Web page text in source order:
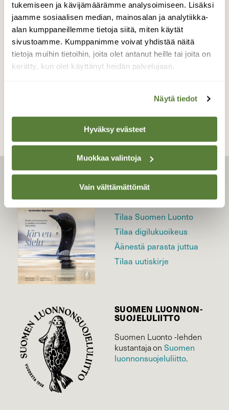
tukemiseen ja kävijämäärämme analysoimiseen. Lisäksi
jaamme sosiaalisen median, mainosalan ja analytiikka-
alan kumppaneillemme tietoja siitä, miten käytät
sivustoamme. Kumppanimme voivat yhdistää näitä
tietoja muihin tietoihin, joita olet antanut heille tai joita on
kerätty, kun olet käyttänyt heidän palvelujaan.
Näytä tiedot
Hyväksy evästeet
Muokkaa valintoja
Vain välttämättömät
Tilaajille | LUONTO
Näin Vanhankaupungin­
lahdesta tuli pala Helsingin
rikkainta luontoa
LEHTI
Uusin lehti
Tilaa Suomen Luonto
Tilaa digilukuoikeus
Äänestä parasta juttua
Tilaa uutiskirje
SUOMEN LUONNON­
SUOJELU­LIITTO
Suomen Luonto -lehden
kustantaja onSuomen
luonnonsuojelu­liitto.